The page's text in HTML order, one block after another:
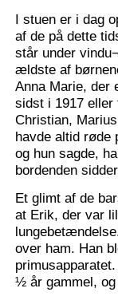
I stuen er i dag
af de på dette
står under
ældste af
Anna Marie, der
sidst i 1917
Christian,
havde altid røde
og hun sagde,
bordenden
Et glimt af de
at Erik, der var
over ham. Han
½ år gammel,